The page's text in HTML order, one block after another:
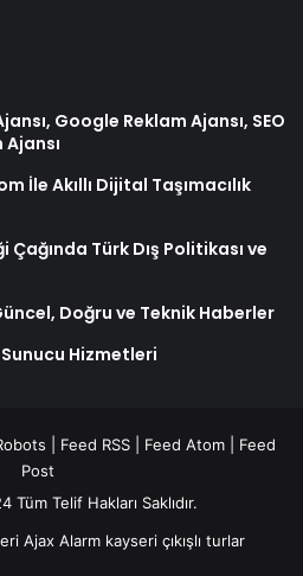
Google Reklam Ajansı, SEO
Ajansı
İle Akıllı Dijital Taşımacılık
Türk Dış Politikası ve
Doğru ve Teknik Haberler
Hizmetleri
Feed RSS Feed Atom
Feed
Post
Telif Hakları Saklıdır.
Ajax Alarm kayseri çıkışlı turlar